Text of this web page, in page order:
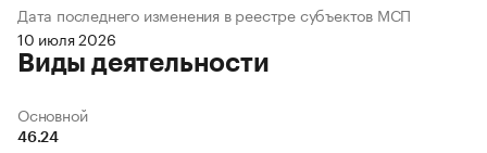
Дата последнего изменения в реестре субъектов МСП
10 июля 2026
Виды деятельности
Основной
46.24